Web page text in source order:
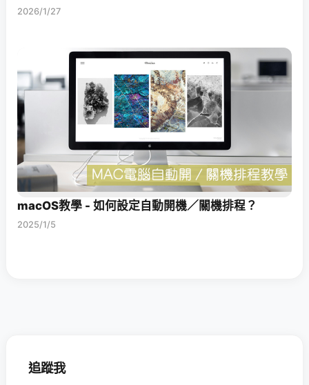
2026/1/27
macOS教學 - 如何設定自動開機／關機排程？
2025/1/5
追蹤我